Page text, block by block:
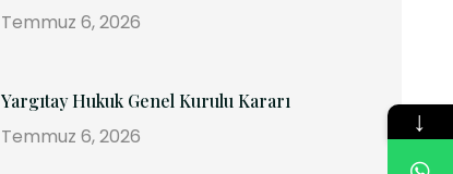
Temmuz 6, 2026
Yargıtay Hukuk Genel Kurulu Kararı
Temmuz 6, 2026 ↓